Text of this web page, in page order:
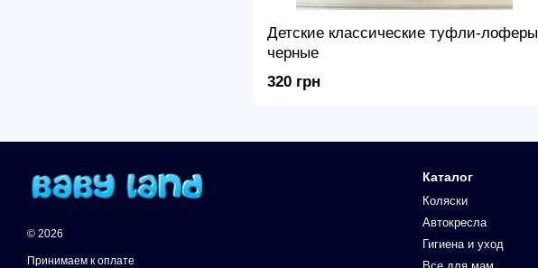
Детские классические туфли-лоферы
черные
320 грн
© 2026
Принимаем к оплате
Каталог
Коляски
Автокресла
Гигиена и уход